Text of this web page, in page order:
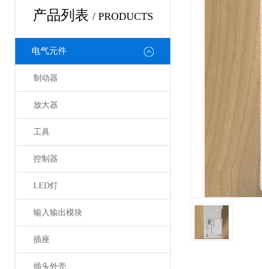
产品列表 / PRODUCTS
电气元件
制动器
放大器
工具
控制器
LED灯
输入输出模块
插座
插头外壳